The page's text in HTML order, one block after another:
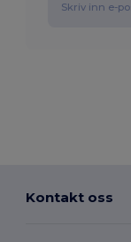
Kontakt oss